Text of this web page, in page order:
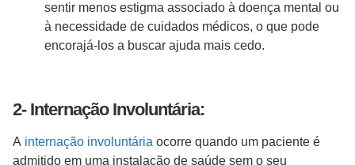
sentir menos estigma associado à doença mental ou
à necessidade de cuidados médicos, o que pode
encorajá-los a buscar ajuda mais cedo.
2- Internação Involuntária:
A internação involuntária ocorre quando um paciente é
admitido em uma instalação de saúde sem o seu